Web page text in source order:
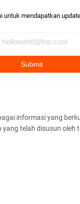
artikel Alloh
kepada Anda dan
untuk mendapatkan
informasi yang
yang telah disusun oleh